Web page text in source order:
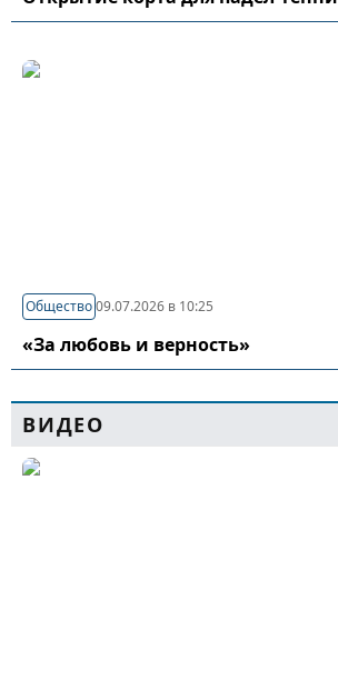
Общество09.07.2026 в 10:25
«За любовь и верность»
ВИДЕО